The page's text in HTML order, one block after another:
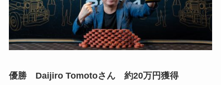
優勝 Daijiro Tomotoさん 約20万円獲得